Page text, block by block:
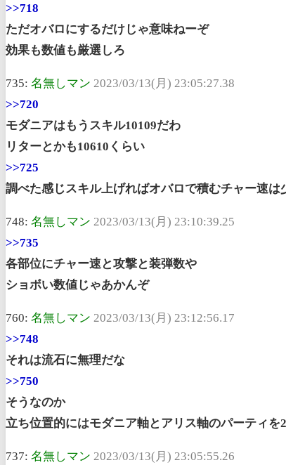
>>718
ただオバロにするだけじゃ意味ねーぞ
効果も数値も厳選しろ
735: 名無しマン 2023/03/13(月) 23:05:27.38
>>720
モダニアはもうスキル10109だわ
リターとかも10610くらい
>>725
調べた感じスキル上げればオバロで積むチャー速は
748: 名無しマン 2023/03/13(月) 23:10:39.25
>>735
各部位にチャー速と攻撃と装弾数や
ショボい数値じゃあかんぞ
760: 名無しマン 2023/03/13(月) 23:12:56.17
>>748
それは流石に無理だな
>>750
そうなのか
立ち位置的にはモダニア軸とアリス軸のパーティを
737: 名無しマン 2023/03/13(月) 23:05:55.26